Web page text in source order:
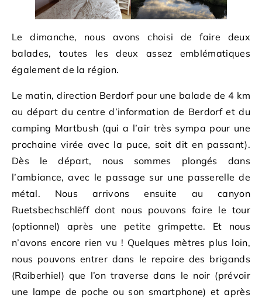
Le dimanche, nous avons choisi de faire deux
balades, toutes les deux assez emblématiques
également de la région.
Le matin, direction Berdorf pour une balade de 4 km
au départ du centre d’information de Berdorf et du
camping Martbush (qui a l’air très sympa pour une
prochaine virée avec la puce, soit dit en passant).
Dès le départ, nous sommes plongés dans
l’ambiance, avec le passage sur une passerelle de
métal. Nous arrivons ensuite au canyon
Ruetsbechschlëff dont nous pouvons faire le tour
(optionnel) après une petite grimpette. Et nous
n’avons encore rien vu ! Quelques mètres plus loin,
nous pouvons entrer dans le repaire des brigands
(Raiberhiel) que l’on traverse dans le noir (prévoir
une lampe de poche ou son smartphone) et après